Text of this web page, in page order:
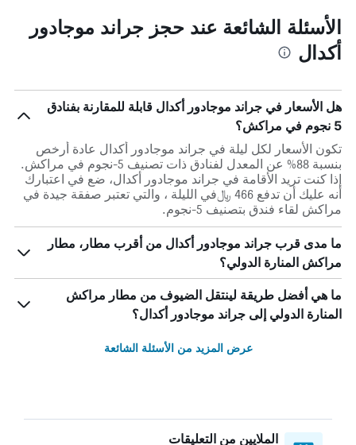
الأسئلة الشائعة عند حجز جراند موجادور
أكدال
هل الأسعار في جراند موجادور أكدال قابلة للمقارنة بفنادق
5 نجوم في مراكش؟
تكون الأسعار لكل ليلة في جراند موجادور أكدال عادة أرخص
بنسبة 88% عن المعدل لفنادق ذات تصنيف 5-نجوم في مراكش.
إذا كنت تريد الأقامة في جراند موجادور أكدال، ضع في اعتبارك
أنه عليك أن تدفع 466 ﷼في الليلة ، والتي تعتبر صفقة جيدة في
مراكش لقاء فندق بتصنيف 5-نجوم.
ما مدى قرب جراند موجادور أكدال من أقرب مطار، مطار
مراكش المنارة الدولي؟
ما هي أفضل طريقة لينتقل الضيوف من مطار مراكش
المنارة الدولي إلى جراند موجادور أكدال؟
عرض المزيد من الأسئلة الشائعة
الملايين من التعليقات